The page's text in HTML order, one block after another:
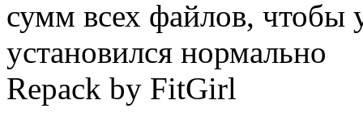
сумм всех файлов, чтобы
установился нормально
Repack by FitGirl